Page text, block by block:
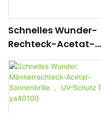
Schnelles Wunder-
Rechteck-Acetat-
Sonnenbrillen für
Männer-Linien-Kut-
Design, UV-Schutz |
P-ya40104